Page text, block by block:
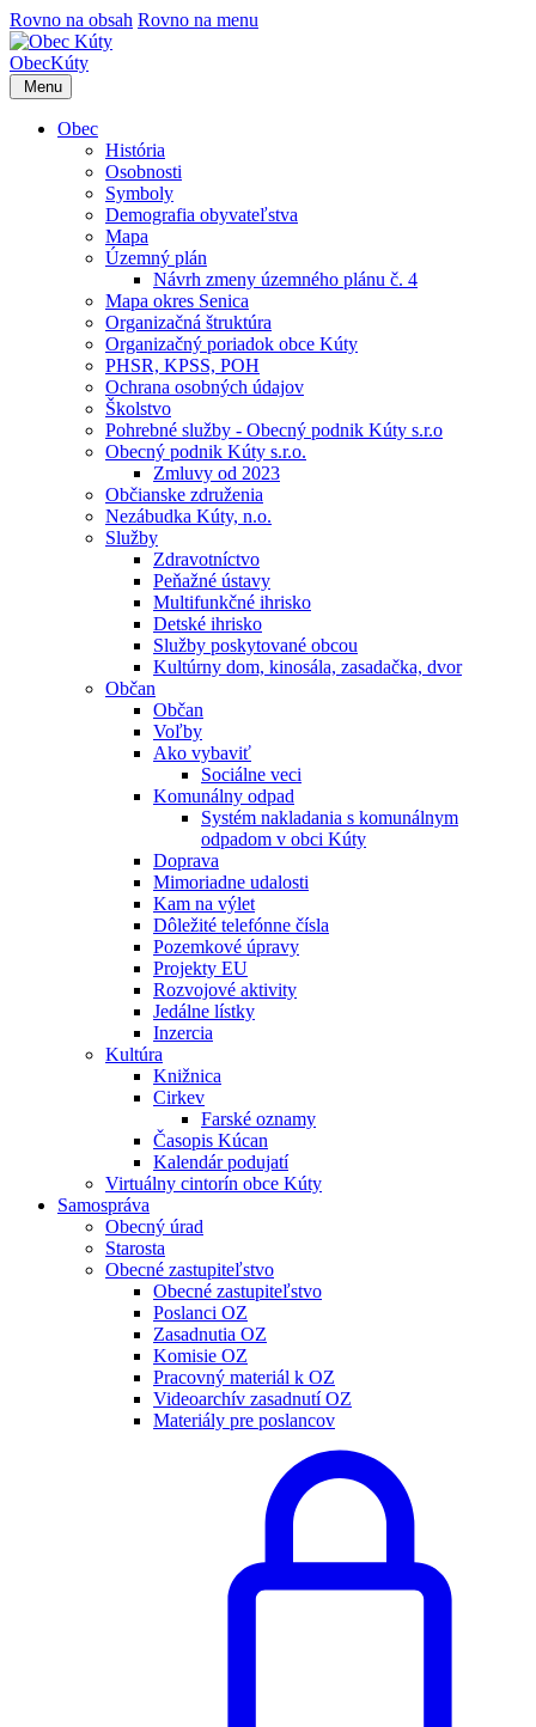
Rovno na obsah Rovno na menu
ObecKúty
Menu
Obec
História
Osobnosti
Symboly
Demografia obyvateľstva
Mapa
Územný plán
Návrh zmeny územného plánu č. 4
Mapa okres Senica
Organizačná štruktúra
Organizačný poriadok obce Kúty
PHSR, KPSS, POH
Ochrana osobných údajov
Školstvo
Pohrebné služby - Obecný podnik Kúty s.r.o
Obecný podnik Kúty s.r.o.
Zmluvy od 2023
Občianske združenia
Nezábudka Kúty, n.o.
Služby
Zdravotníctvo
Peňažné ústavy
Multifunkčné ihrisko
Detské ihrisko
Služby poskytované obcou
Kultúrny dom, kinosála, zasadačka, dvor
Občan
Občan
Voľby
Ako vybaviť
Sociálne veci
Komunálny odpad
Systém nakladania s komunálnym
odpadom v obci Kúty
Doprava
Mimoriadne udalosti
Kam na výlet
Dôležité telefónne čísla
Pozemkové úpravy
Projekty EU
Rozvojové aktivity
Jedálne lístky
Inzercia
Kultúra
Knižnica
Cirkev
Farské oznamy
Časopis Kúcan
Kalendár podujatí
Virtuálny cintorín obce Kúty
Samospráva
Obecný úrad
Starosta
Obecné zastupiteľstvo
Obecné zastupiteľstvo
Poslanci OZ
Zasadnutia OZ
Komisie OZ
Pracovný materiál k OZ
Videoarchív zasadnutí OZ
Materiály pre poslancov